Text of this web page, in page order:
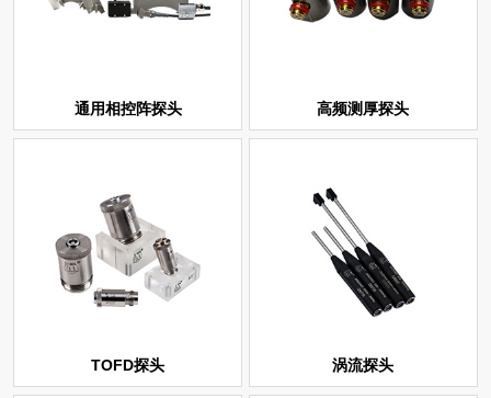
通用相控阵探头 高频测厚探头
TOFD探头 涡流探头